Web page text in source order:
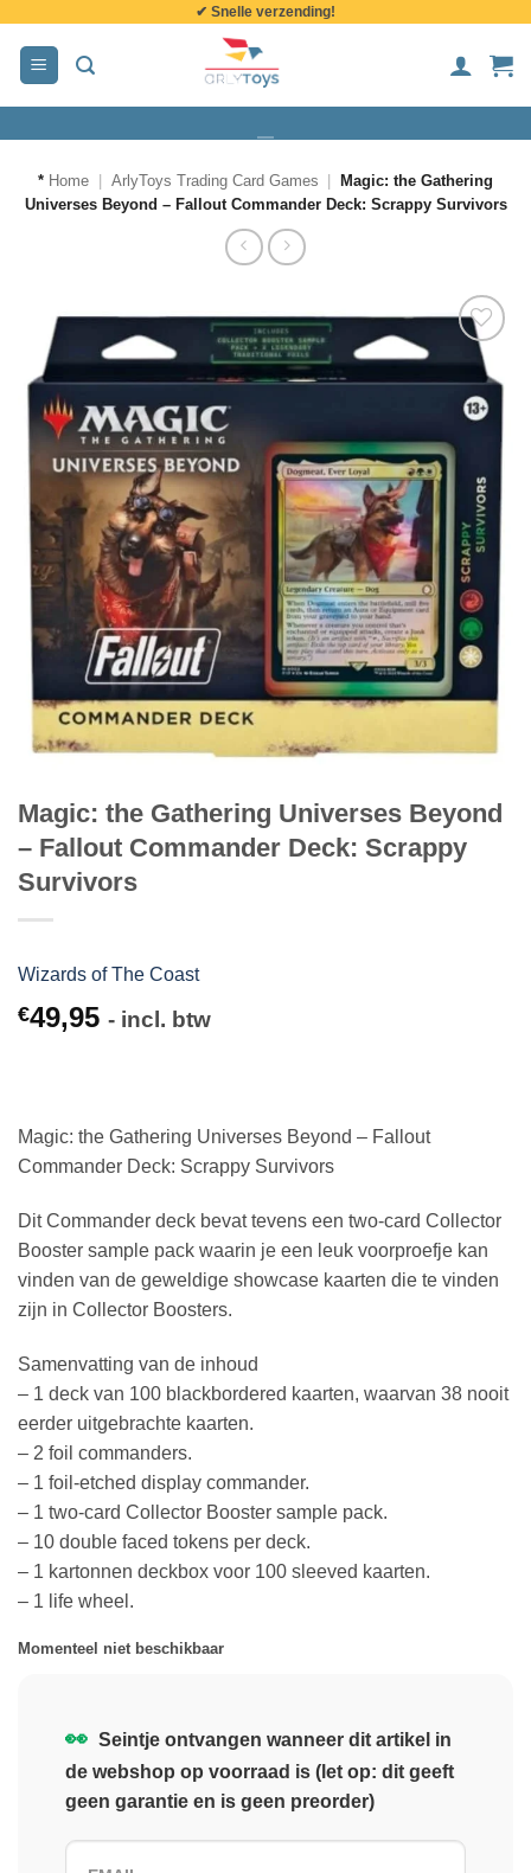
inhoud
✔ Snelle verzending!
* Home ArlyToys Trading Card Games
Magic: the Gathering
Universes Beyond – Fallout Commander Deck: Scrappy Survivors
Magic: the Gathering Universes Beyond
– Fallout Commander Deck: Scrappy
Survivors
Wizards of The Coast
€49,95 - incl. btw
Magic: the Gathering Universes Beyond – Fallout
Commander Deck: Scrappy Survivors
Dit Commander deck bevat tevens een two-card Collector
Booster sample pack waarin je een leuk voorproefje kan
vinden van de geweldige showcase kaarten die te vinden
zijn in Collector Boosters.
Samenvatting van de inhoud
– 1 deck van 100 blackbordered kaarten, waarvan 38 nooit
eerder uitgebrachte kaarten.
– 2 foil commanders.
– 1 foil-etched display commander.
– 1 two-card Collector Booster sample pack.
– 10 double faced tokens per deck.
– 1 kartonnen deckbox voor 100 sleeved kaarten.
– 1 life wheel.
Momenteel niet beschikbaar
👀 Seintje ontvangen wanneer dit artikel in
de webshop op voorraad is (let op: dit geeft
geen garantie en is geen preorder)